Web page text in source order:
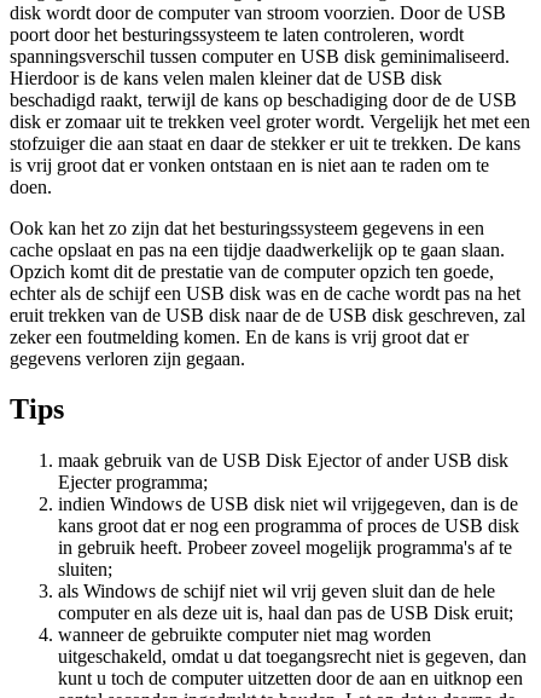
disk wordt door de computer van stroom voorzien. Door de USB
poort door het besturingssysteem te laten controleren, wordt
spanningsverschil tussen computer en USB disk geminimaliseerd.
Hierdoor is de kans velen malen kleiner dat de USB disk
beschadigd raakt, terwijl de kans op beschadiging door de de USB
disk er zomaar uit te trekken veel groter wordt. Vergelijk het met een
stofzuiger die aan staat en daar de stekker er uit te trekken. De kans
is vrij groot dat er vonken ontstaan en is niet aan te raden om te
doen.
Ook kan het zo zijn dat het besturingssysteem gegevens in een
cache opslaat en pas na een tijdje daadwerkelijk op te gaan slaan.
Opzich komt dit de prestatie van de computer opzich ten goede,
echter als de schijf een USB disk was en de cache wordt pas na het
eruit trekken van de USB disk naar de de USB disk geschreven, zal
zeker een foutmelding komen. En de kans is vrij groot dat er
gegevens verloren zijn gegaan.
Tips
maak gebruik van de USB Disk Ejector of ander USB disk
Ejecter programma;
indien Windows de USB disk niet wil vrijgegeven, dan is de
kans groot dat er nog een programma of proces de USB disk
in gebruik heeft. Probeer zoveel mogelijk programma's af te
sluiten;
als Windows de schijf niet wil vrij geven sluit dan de hele
computer en als deze uit is, haal dan pas de USB Disk eruit;
wanneer de gebruikte computer niet mag worden
uitgeschakeld, omdat u dat toegangsrecht niet is gegeven, dan
kunt u toch de computer uitzetten door de aan en uitknop een